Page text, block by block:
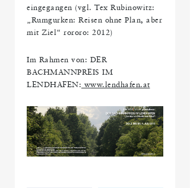
eingegangen (vgl. Tex Rubinowitz:
„Rumgurken: Reisen ohne Plan, aber
mit Ziel“ rororo: 2012)
Im Rahmen von: DER
BACHMANNPREIS IM
LENDHAFEN: www.lendhafen.at